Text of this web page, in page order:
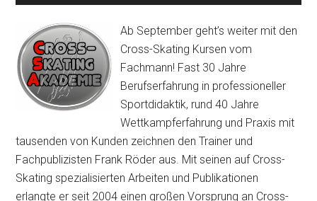
Ab September geht’s weiter mit den
Cross-Skating Kursen vom
Fachmann! Fast 30 Jahre
Berufserfahrung in professioneller
Sportdidaktik, rund 40 Jahre
Wettkampferfahrung und Praxis mit
tausenden von Kunden zeichnen den Trainer und
Fachpublizisten Frank Röder aus. Mit seinen auf Cross-
Skating spezialisierten Arbeiten und Publikationen
erlangte er seit 2004 einen großen Vorsprung an Cross-